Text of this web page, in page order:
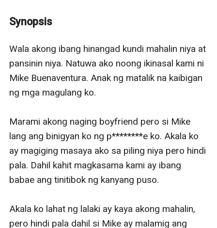
itinuring siyang asawa.
pakikitungo ni Mike.
Walang lambing. Walang init sa gabi.
At ang mas masakit pa rito? May ibang laman ang
puso ni Mike.
dagok:
Pinagbintangan siyang may kabit.
Itinakwil siya ng sarili niyang pamilya.
Iniwan siyang walang karamay.
Ngayon, si Jasmine ay wasak — pero buhay. Uhaw sa
At kahit basag ang puso niya, may apoy pa rin sa loob
niyang hindi kayang patayin ng lamig ni Mike.
Synopsis
Wala akong ibang hinangad kundi mahalin niya at
pansinin niya. Natuwa ako noong ikinasal kami ni
Mike Buenaventura. Anak ng matalik na kaibigan
ng mga magulang ko.
Marami akong naging boyfriend pero si Mike
lang ang binigyan ko ng p********e ko. Akala ko
ay magiging masaya ako sa piling niya pero hindi
pala. Dahil kahit magkasama kami ay ibang
babae ang tinitibok ng kanyang puso.
Akala ko lahat ng lalaki ay kaya akong mahalin,
pero hindi pala dahil si Mike ay malamig ang